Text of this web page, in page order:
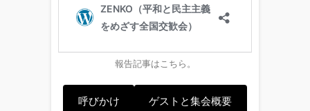
報告記事はこちら。
呼びかけ ゲストと集会概要